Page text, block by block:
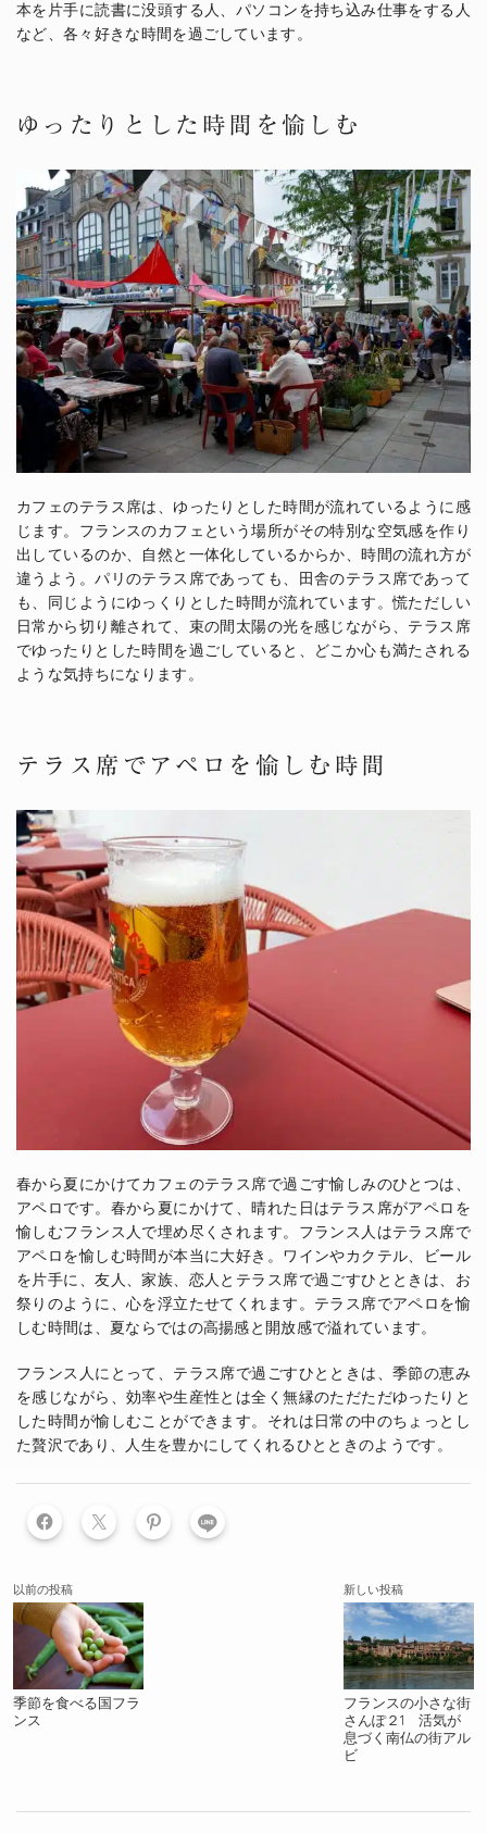
本を片手に読書に没頭する人、パソコンを持ち込み仕事をする人
など、各々好きな時間を過ごしています。
ゆったりとした時間を愉しむ
カフェのテラス席は、ゆったりとした時間が流れているように感
じます。フランスのカフェという場所がその特別な空気感を作り
出しているのか、自然と一体化しているからか、時間の流れ方が
違うよう。パリのテラス席であっても、田舎のテラス席であって
も、同じようにゆっくりとした時間が流れています。慌ただしい
日常から切り離されて、束の間太陽の光を感じながら、テラス席
でゆったりとした時間を過ごしていると、どこか心も満たされる
ような気持ちになります。
テラス席でアペロを愉しむ時間
春から夏にかけてカフェのテラス席で過ごす愉しみのひとつは、
アペロです。春から夏にかけて、晴れた日はテラス席がアペロを
愉しむフランス人で埋め尽くされます。フランス人はテラス席で
アペロを愉しむ時間が本当に大好き。ワインやカクテル、ビール
を片手に、友人、家族、恋人とテラス席で過ごすひとときは、お
祭りのように、心を浮立たせてくれます。テラス席でアペロを愉
しむ時間は、夏ならではの高揚感と開放感で溢れています。
フランス人にとって、テラス席で過ごすひとときは、季節の恵み
を感じながら、効率や生産性とは全く無縁のただただゆったりと
した時間が愉しむことができます。それは日常の中のちょっとし
た贅沢であり、人生を豊かにしてくれるひとときのようです。
LINE
以前の投稿
季節を食べる国フラ
ンス
新しい投稿
フランスの小さな街
さんぽ２1 活気が
息づく南仏の街アル
ビ